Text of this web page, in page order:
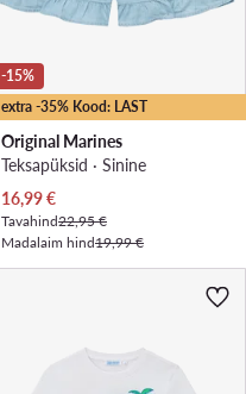
extra -35% Kood: LAST
-15%
Original Marines
Teksapüksid · Sinine
Praegune hind
16,99€
Tavahind22,95 €
Madalaim hind19,99 €